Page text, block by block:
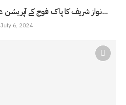
نواز شریف کا پاک فوج کے آپریشن عزم پاکستان کی حمایت کا...
July 6, 2024